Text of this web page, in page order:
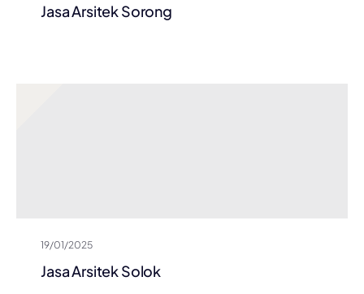
Jasa Arsitek Sorong
19/01/2025
Jasa Arsitek Solok